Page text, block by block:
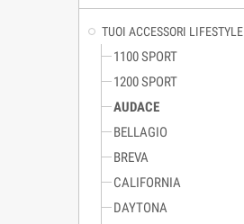
TUOI ACCESSORI LIFESTYLE
1100 SPORT
1200 SPORT
AUDACE
BELLAGIO
BREVA
CALIFORNIA
DAYTONA